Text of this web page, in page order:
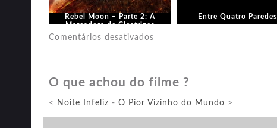
Rebel Moon – Parte 2: A
Marcadora de Cicatrizes
Entre Quatro Paredes
Comentários desativados
O que achou do filme ?
< Noite Infeliz - O Pior Vizinho do Mundo >